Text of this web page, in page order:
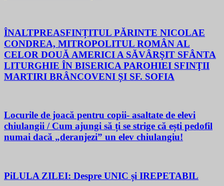
ÎNALTPREASFINȚITUL PĂRINTE NICOLAE
CONDREA, MITROPOLITUL ROMÂN AL
CELOR DOUĂ AMERICI A SĂVÂRŞIT SFÂNTA
LITURGHIE ÎN BISERICA PAROHIEI SFINŢII
MARTIRI BRÂNCOVENI ȘI SF. SOFIA
Locurile de joacă pentru copii- asaltate de elevi
chiulangii / Cum ajungi să ți se strige că ești pedofil
numai dacă „deranjezi” un elev chiulangiu!
PiLULA ZILEI: Despre UNIC și IREPETABIL